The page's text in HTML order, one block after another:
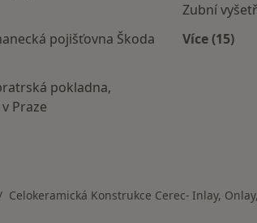
pojišťovna Škoda
pokladna,
Praze
Zubní
Více (15)
Celokeramická Konstrukce Cerec- Inlay,